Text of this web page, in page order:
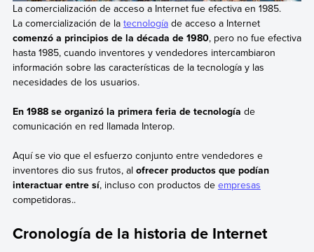
La comercialización de acceso a Internet fue efectiva en 1985.
La comercialización de la tecnologíade acceso a Internet
comenzó a principios de la década de 1980, pero no fue efectiva
hasta 1985, cuando inventores y vendedores intercambiaron
información sobre las características de la tecnología y las
necesidades de los usuarios.
En 1988 se organizó la primera feria de tecnología de
comunicación en red llamada Interop.
Aquí se vio que el esfuerzo conjunto entre vendedores e
inventores dio sus frutos, al ofrecer productos que podían
interactuar entre sí, incluso con productos de empresas
competidoras..
Cronología de la historia de Internet